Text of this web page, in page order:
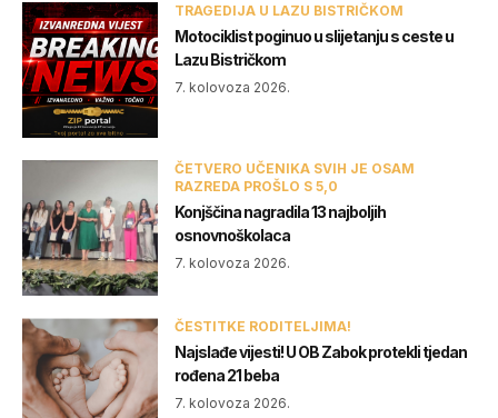
TRAGEDIJA U LAZU BISTRIČKOM
Motociklist poginuo u slijetanju s ceste u
Lazu Bistričkom
7. kolovoza 2026.
ČETVERO UČENIKA SVIH JE OSAM
RAZREDA PROŠLO S 5,0
Konjščina nagradila 13 najboljih
osnovnoškolaca
7. kolovoza 2026.
ČESTITKE RODITELJIMA!
Najslađe vijesti! U OB Zabok protekli tjedan
rođena 21 beba
7. kolovoza 2026.